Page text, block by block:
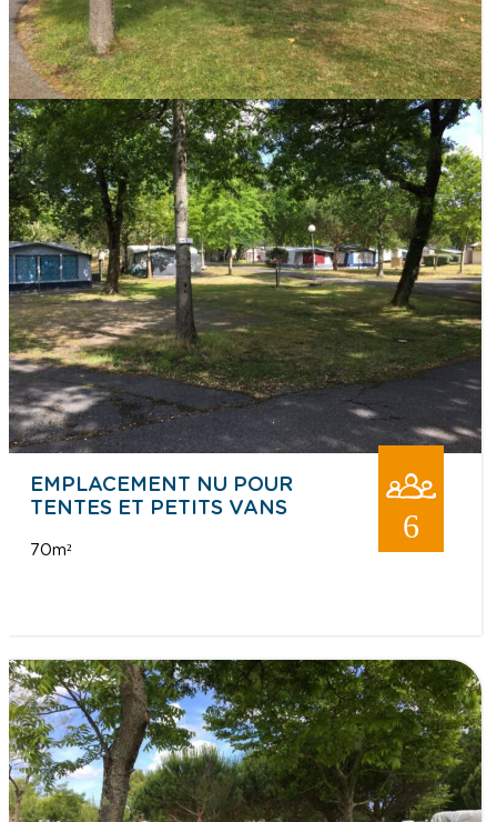
EMPLACEMENT NU POUR
TENTES ET PETITS VANS
70m²
6